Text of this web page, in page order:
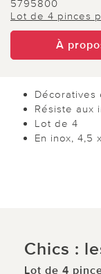
5795800
Lot de 4 pinces
À
Décoratives
Résiste aux
Lot de 4
En inox, 4,5
Chics :
Lot de 4